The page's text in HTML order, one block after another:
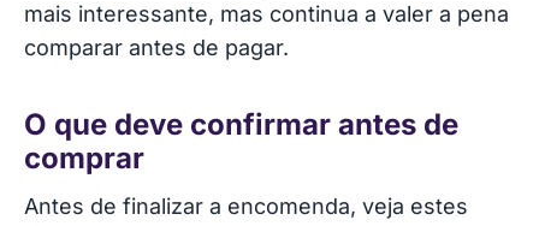
mais interessante, mas continua a valer a pena
comparar antes de pagar.
O que deve confirmar antes de
comprar
Antes de finalizar a encomenda, veja estes